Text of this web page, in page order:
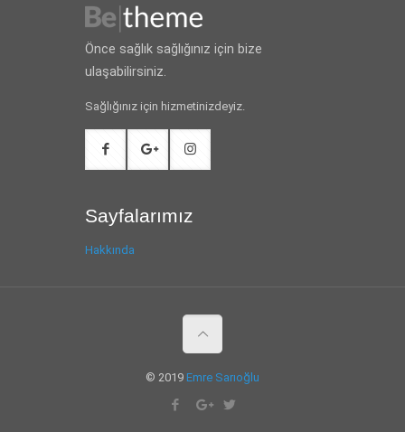
Önce sağlık sağlığınız için bize
ulaşabilirsiniz.
Sağlığınız için hizmetinizdeyiz.
Sayfalarımız
Hakkında
© 2019 Emre Sarıoğlu